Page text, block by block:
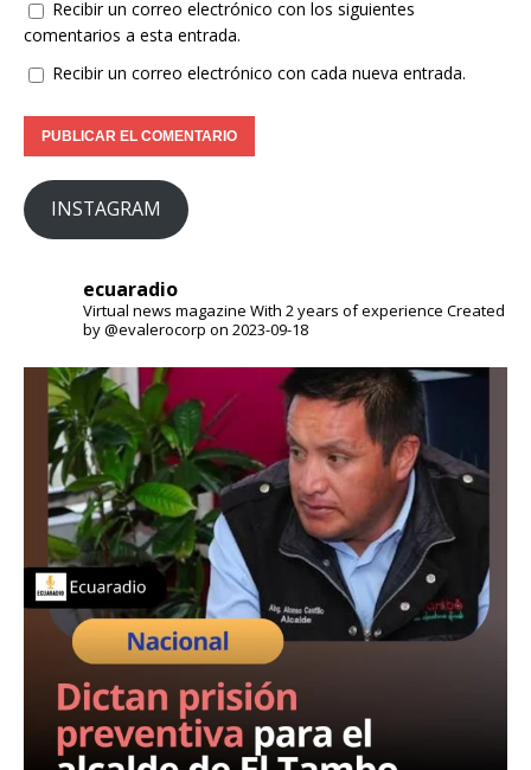
Recibir un correo electrónico con los siguientes
comentarios a esta entrada.
Recibir un correo electrónico con cada nueva entrada.
INSTAGRAM
ecuaradio
Virtual news magazine With 2 years of experience Created
by @evalerocorp on 2023-09-18